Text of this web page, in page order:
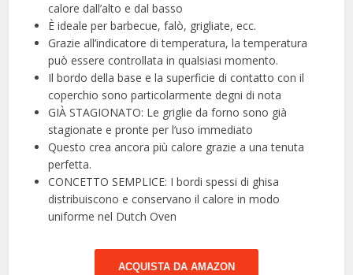
calore dall’alto e dal basso
È ideale per barbecue, falò, grigliate, ecc.
Grazie all’indicatore di temperatura, la temperatura
può essere controllata in qualsiasi momento.
Il bordo della base e la superficie di contatto con il
coperchio sono particolarmente degni di nota
GIÀ STAGIONATO: Le griglie da forno sono già
stagionate e pronte per l’uso immediato
Questo crea ancora più calore grazie a una tenuta
perfetta.
CONCETTO SEMPLICE: I bordi spessi di ghisa
distribuiscono e conservano il calore in modo
uniforme nel Dutch Oven
ACQUISTA DA AMAZON